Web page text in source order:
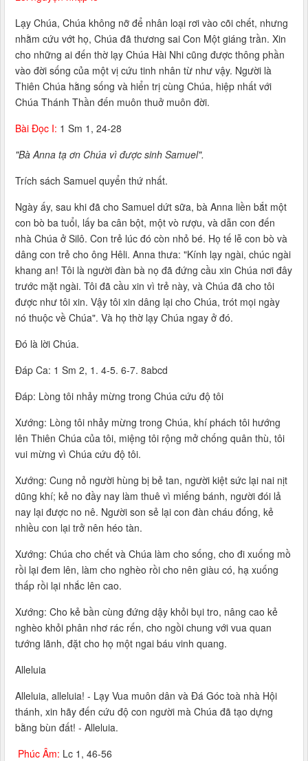
Lạy Chúa, Chúa không nỡ để nhân loại rơi vào cõi chết, nhưng
nhằm cứu vớt họ, Chúa đã thương sai Con Một giáng trần. Xin
cho những ai đến thờ lạy Chúa Hài Nhi cũng được thông phần
vào đời sống của một vị cứu tinh nhân từ như vậy. Người là
Thiên Chúa hằng sống và hiển trị cùng Chúa, hiệp nhất với
Chúa Thánh Thần đến muôn thuở muôn đời.
Bài Ðọc I: 1 Sm 1, 24-28
"Bà Anna tạ ơn Chúa vì được sinh Samuel".
Trích sách Samuel quyển thứ nhất.
Ngày ấy, sau khi đã cho Samuel dứt sữa, bà Anna liền bắt một
con bò ba tuổi, lấy ba cân bột, một vò rượu, và dẫn con đến
nhà Chúa ở Silô. Con trẻ lúc đó còn nhỏ bé. Họ tế lễ con bò và
dâng con trẻ cho ông Hêli. Anna thưa: "Kính lạy ngài, chúc ngài
khang an! Tôi là người đàn bà nọ đã đứng cầu xin Chúa nơi đây
trước mặt ngài. Tôi đã cầu xin vì trẻ này, và Chúa đã cho tôi
được như tôi xin. Vậy tôi xin dâng lại cho Chúa, trót mọi ngày
nó thuộc về Chúa". Và họ thờ lạy Chúa ngay ở đó.
Ðó là lời Chúa.
Ðáp Ca: 1 Sm 2, 1. 4-5. 6-7. 8abcd
Ðáp: Lòng tôi nhảy mừng trong Chúa cứu độ tôi
Xướng: Lòng tôi nhảy mừng trong Chúa, khí phách tôi hướng
lên Thiên Chúa của tôi, miệng tôi rộng mở chống quân thù, tôi
vui mừng vì Chúa cứu độ tôi.
Xướng: Cung nỏ người hùng bị bẻ tan, người kiệt sức lại nai nịt
dũng khí; kẻ no đầy nay làm thuê vì miếng bánh, người đói lả
nay lại được no nê. Người son sẻ lại con đàn cháu đống, kẻ
nhiều con lại trở nên héo tàn.
Xướng: Chúa cho chết và Chúa làm cho sống, cho đi xuống mồ
rồi lại đem lên, làm cho nghèo rồi cho nên giàu có, hạ xuống
thấp rồi lại nhắc lên cao.
Xướng: Cho kẻ bần cùng đứng dậy khỏi bụi tro, nâng cao kẻ
nghèo khỏi phân nhơ rác rến, cho ngồi chung với vua quan
tướng lãnh, đặt cho họ một ngai báu vinh quang.
Alleluia
Alleluia, alleluia! - Lạy Vua muôn dân và Ðá Góc toà nhà Hội
thánh, xin hãy đến cứu độ con người mà Chúa đã tạo dựng
bằng bùn đất! - Alleluia.
Phúc Âm: Lc 1, 46-56